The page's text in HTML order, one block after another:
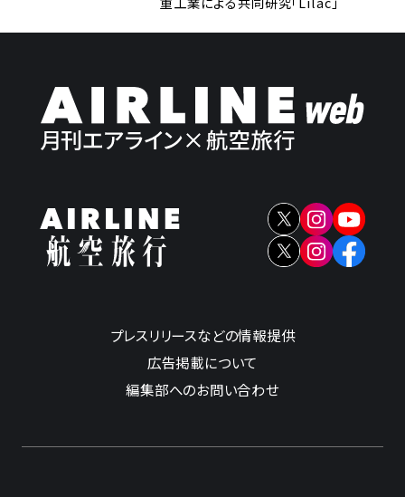
プレスリリースなどの情報提供
広告掲載について
編集部へのお問い合わせ